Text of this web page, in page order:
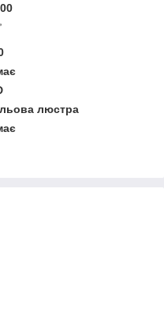
люстра